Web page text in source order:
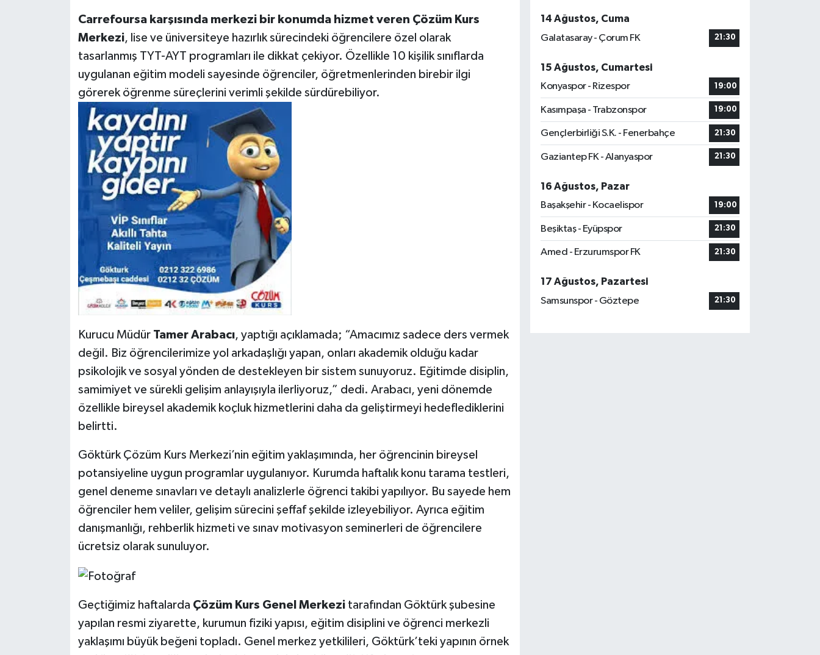
Carrefoursa karşısında merkezi bir konumda hizmet veren Çözüm Kurs
Merkezi, lise ve üniversiteye hazırlık sürecindeki öğrencilere özel olarak
tasarlanmış TYT-AYT programları ile dikkat çekiyor. Özellikle 10 kişilik sınıflarda
uygulanan eğitim modeli sayesinde öğrenciler, öğretmenlerinden birebir ilgi
görerek öğrenme süreçlerini verimli şekilde sürdürebiliyor.
Kurucu Müdür Tamer Arabacı, yaptığı açıklamada; “Amacımız sadece ders vermek
değil. Biz öğrencilerimize yol arkadaşlığı yapan, onları akademik olduğu kadar
psikolojik ve sosyal yönden de destekleyen bir sistem sunuyoruz. Eğitimde disiplin,
samimiyet ve sürekli gelişim anlayışıyla ilerliyoruz,” dedi. Arabacı, yeni dönemde
özellikle bireysel akademik koçluk hizmetlerini daha da geliştirmeyi hedeflediklerini
belirtti.
Göktürk Çözüm Kurs Merkezi’nin eğitim yaklaşımında, her öğrencinin bireysel
potansiyeline uygun programlar uygulanıyor. Kurumda haftalık konu tarama testleri,
genel deneme sınavları ve detaylı analizlerle öğrenci takibi yapılıyor. Bu sayede hem
öğrenciler hem veliler, gelişim sürecini şeffaf şekilde izleyebiliyor. Ayrıca eğitim
danışmanlığı, rehberlik hizmeti ve sınav motivasyon seminerleri de öğrencilere
ücretsiz olarak sunuluyor.
Geçtiğimiz haftalarda Çözüm Kurs Genel Merkezitarafından Göktürk şubesine
yapılan resmi ziyarette, kurumun fiziki yapısı, eğitim disiplini ve öğrenci merkezli
yaklaşımı büyük beğeni topladı. Genel merkez yetkilileri, Göktürk’teki yapının örnek
14 Ağustos, Cuma
Galatasaray - Çorum FK
21:30
15 Ağustos, Cumartesi
Konyaspor - Rizespor
19:00
Kasımpaşa - Trabzonspor 19:00
Gençlerbirliği S.K. - Fenerbahçe 21:30
Gaziantep FK - Alanyaspor 21:30
16 Ağustos, Pazar
Başakşehir - Kocaelispor
19:00
Beşiktaş - Eyüpspor 21:30
Amed - Erzurumspor FK 21:30
17 Ağustos, Pazartesi
Samsunspor - Göztepe
21:30